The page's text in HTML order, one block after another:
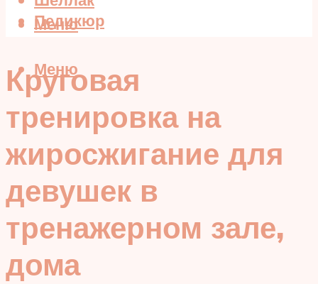
Педикюр
Меню
Меню
Круговая
тренировка на
жиросжигание для
девушек в
тренажерном зале,
дома